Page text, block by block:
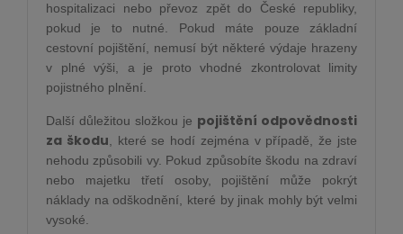
hospitalizaci nebo převoz zpět do České republiky,
pokud je to nutné. Pokud máte pouze základní
cestovní pojištění, nemusí být některé výdaje hrazeny
v plné výši, a je proto vhodné zkontrolovat limity
pojistného plnění.
Další důležitou složkou je pojištění odpovědnosti
za škodu , které se hodí zejména v případě, že jste
nehodu způsobili vy. Pokud způsobíte škodu na zdraví
nebo majetku třetí osoby, pojištění může pokrýt
náklady na odškodnění, které by jinak mohly být velmi
vysoké.